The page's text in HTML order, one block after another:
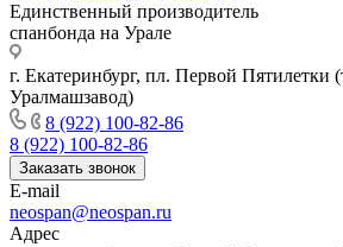
Единственный производитель
спанбонда на Урале
г. Екатеринбург, пл. Первой Пятилетки
Уралмашзавод)
8 (922) 100-82-86
8 (922) 100-82-86
Заказать звонок
E-mail
neospan@neospan.ru
Адрес